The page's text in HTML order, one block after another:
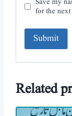
for the
t
r
Related